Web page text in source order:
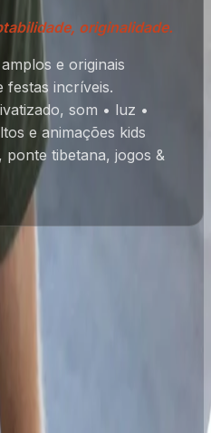
originalidade.
e originais
festas incríveis.
som • luz •
e animações kids
ponte tibetana, jogos &